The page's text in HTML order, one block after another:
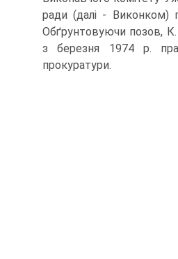
ради (далі - Виконком)
Обґрунтовуючи позов,
з березня 1974 р.
прокуратури.